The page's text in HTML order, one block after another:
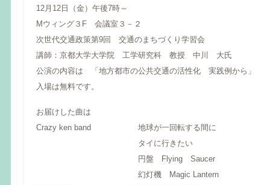
12月12日（金）午後7時～
Mウィング３F 会議室３－２
次世代交通政策第9回 交通のまちづくり学習会
講師：京都大学大学院 工学研究科 教授 中川 大氏
公演の内容は 「地方都市の公共交通の活性化 実践例から」
入場は無料です。
お届けした曲は
Crazy ken band 地球が一回転する間に
タイに行きたい
円盤 Flying Saucer
幻灯機 Magic Lantern